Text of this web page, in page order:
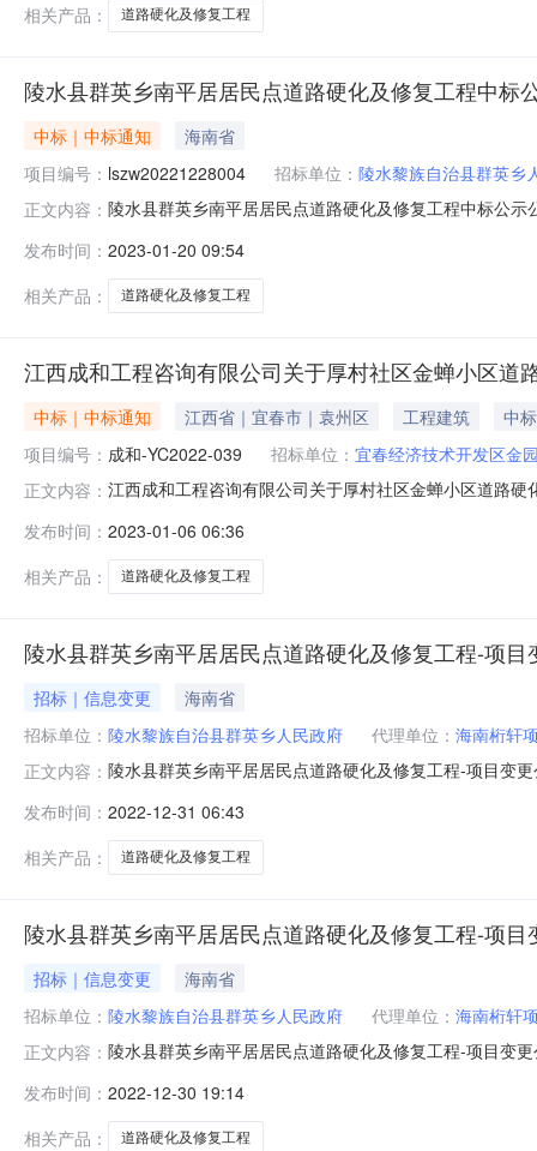
相关产品：
道路硬化及修复工程
陵水县群英乡南平居居民点道路硬化及修复工程中标
中标｜中标通知
海南省
项目编号： lszw20221228004 招标单位： 陵水黎族自治县群英乡
正文内容： 陵水县群英乡南平居居民点道路硬化及修复工程中标公
日公示结束时间：2023年01月29日本招标项目陵水县群
发布时间： 2023-01-20 09:54
相关产品：
道路硬化及修复工程
江西成和工程咨询有限公司关于厚村社区金蝉小区
中标｜中标通知 江西省｜宜春市｜袁州区 工程建筑
中
项目编号： 成和-YC2022-039 招标单位： 宜春经济技术开发区金
正文内容： 江西成和工程咨询有限公司关于厚村社区金蝉小区道路
交）金额：49.3226000（万元）四、主要标的信息序号
详见工
发布时间： 2023-01-06 06:36
相关产品：
道路硬化及修复工程
陵水县群英乡南平居居民点道路硬化及修复工程-项目
招标｜信息变更
海南省
招标单位： 陵水黎族自治县群英乡人民政府 代理单位： 海南桁轩
正文内容： 陵水县群英乡南平居居民点道路硬化及修复工程-项目变
日发布招标公告。因需要对招标文件进行变更，变更的
时59分（
发布时间： 2022-12-31 06:43
相关产品：
道路硬化及修复工程
陵水县群英乡南平居居民点道路硬化及修复工程-项目
招标｜信息变更
海南省
招标单位： 陵水黎族自治县群英乡人民政府 代理单位： 海南桁轩
正文内容： 陵水县群英乡南平居居民点道路硬化及修复工程-项目变
原招标公告及招标文件投标人资格要求“4.招标文件的获
省）（http:
发布时间： 2022-12-30 19:14
相关产品：
道路硬化及修复工程